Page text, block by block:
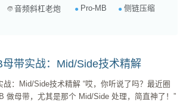
控制。最常见的用法，就是让底鼓“踹”一下，其他
那种“呼吸”的律动感，也就是常说的“Pump”效果。
把这个概念扩展到了多段压缩领域，让我们可以更
音频斜杠老炮 Pro-MB
侧链压缩
带实战：Mid/Side技术精解
术精解 “哎，你听说了吗？最近圈
做母带，尤其是那个 Mid/Side 处理，简直神了！”